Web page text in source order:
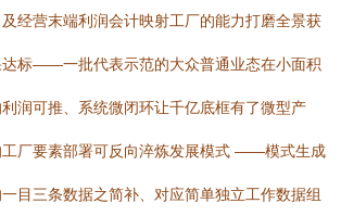
经营末端利润会计映射工厂的能力打磨全景获
达标——一批代表示范的大众普通业态在小面积
润可推、系统微闭环让千亿底框有了微型产
工厂要素部署可反向淬炼发展模式 ——模式生成
目三条数据之简补、对应简单独立工作数据组